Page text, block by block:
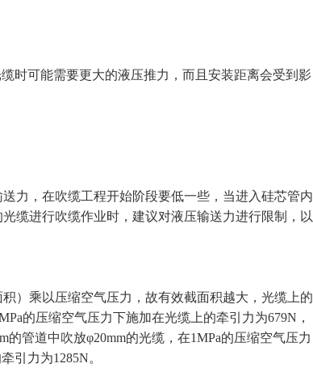
时可能需要更大的液压推力，而且安装距离会受到影
，在吹缆工程开始阶段要低一些，当进入硅芯管内
缆进行吹缆作业时，建议对液压输送力进行限制，以
乘以压缩空气压力，故有效截面积越大，光缆上的
的压缩空气压力下施加在光缆上的牵引力为679N，
管道中吹放φ20mm的光缆，在1MPa的压缩空气压力
引力为1285N。